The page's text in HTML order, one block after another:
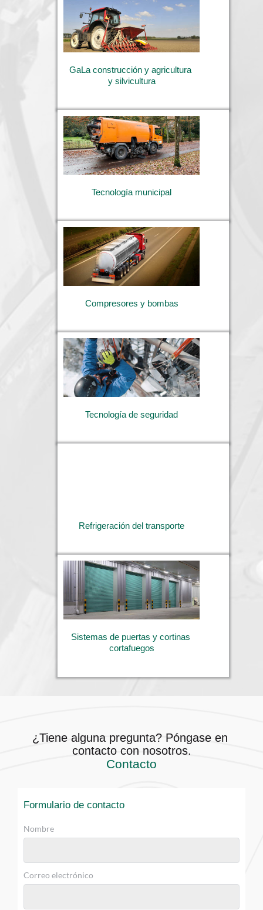
GaLa construcción y agricultura
y silvicultura
Tecnología municipal
Compresores y bombas
Tecnología de seguridad
Refrigeración del transporte
Sistemas de puertas y cortinas
cortafuegos
¿Tiene alguna pregunta? Póngase en
contacto con nosotros.
Contacto
Formulario de contacto
Nombre
Correo electrónico